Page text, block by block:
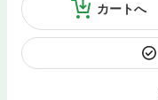
カートへ